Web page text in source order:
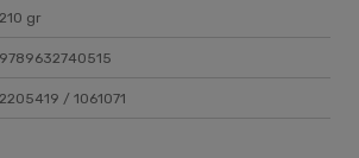
210 gr
9789632740515
2205419 / 1061071